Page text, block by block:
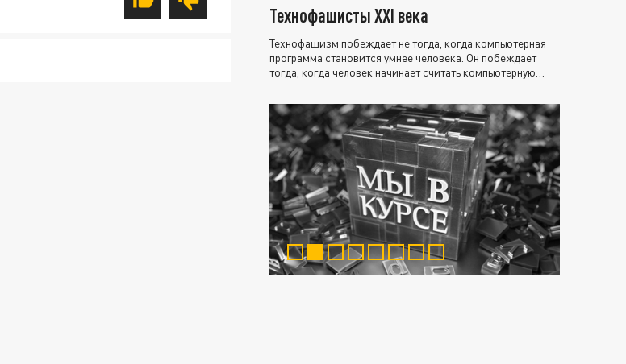
Технофашисты XXI века
Технофашизм побеждает не тогда, когда компьютерная
программа становится умнее человека. Он побеждает
тогда, когда человек начинает считать компьютерную